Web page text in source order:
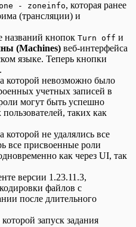
- zoneinfo, которая ранее
(трансляции) и
названий кнопок Turn off и
(Machines) веб-интерфейса
языке. Теперь кнопки
которой невозможно было
учетных записей в
могут быть успешно
таких как
не удалялись все
все присвоенные роли
как через UI, так
версии 1.23.11.3,
файлов с
после длительного
запуск задания